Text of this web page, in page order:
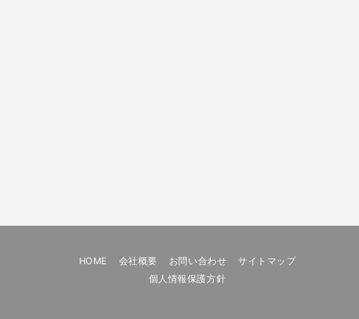
HOME 会社概要 お問い合わせ
サイトマップ
個人情報保護方針